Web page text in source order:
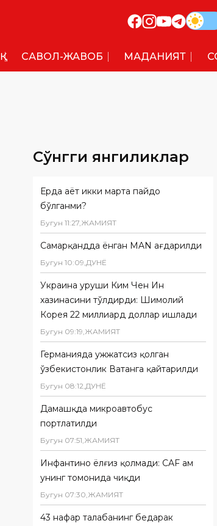
САВОЛ-ЖАВОБ МАДАНИЯТ
Сўнгги янгиликлар
Ерда ҳаёт икки марта пайдо
бўлганми?
Бугун 11:27,ЖАМИЯТ
Самарқандда ёнган MAN ағдарилди
Бугун 10:09,ДУНË
Украина уруши Ким Чен Ин
хазинасини тўлдирди: Шимолий
Корея 22 миллиард доллар ишлади
Бугун 09:19,ЖАМИЯТ
Германияда ҳужжатсиз қолган
ўзбекистонлик Ватанга қайтарилди
Бугун 08:12,ДУНË
Дамашқда микроавтобус
портлатилди
Бугун 07:51,ЖАМИЯТ
Инфантино ёлғиз қолмади: CAF ҳам
унинг томонида чиқди
Бугун 07:30,ЖАМИЯТ
43 нафар талабанинг бедарак